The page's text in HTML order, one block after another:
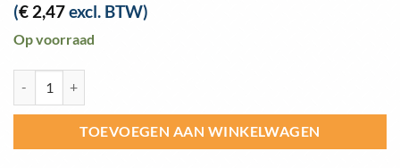
(€ 2,47excl. BTW)
Op voorraad
TOEVOEGEN AAN WINKELWAGEN